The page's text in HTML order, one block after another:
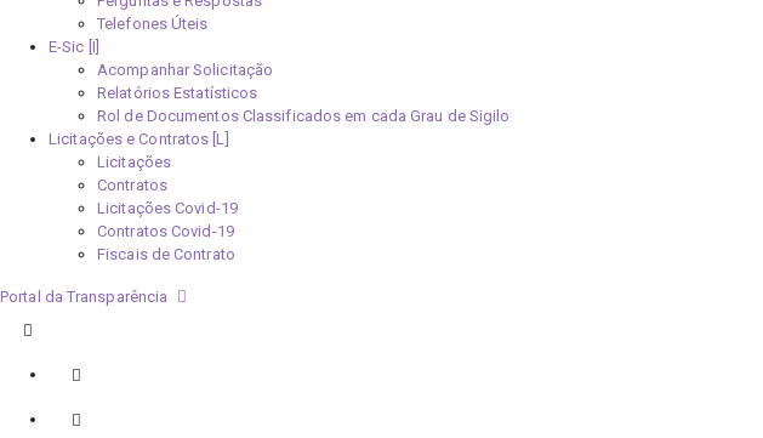
Telefones Úteis
E-Sic [I]
Acompanhar Solicitação
Relatórios Estatísticos
Rol de Documentos Classificados em cada Grau de Sigilo
Licitações e Contratos [L]
Licitações
Contratos
Licitações Covid-19
Contratos Covid-19
Fiscais de Contrato
Portal da Transparência